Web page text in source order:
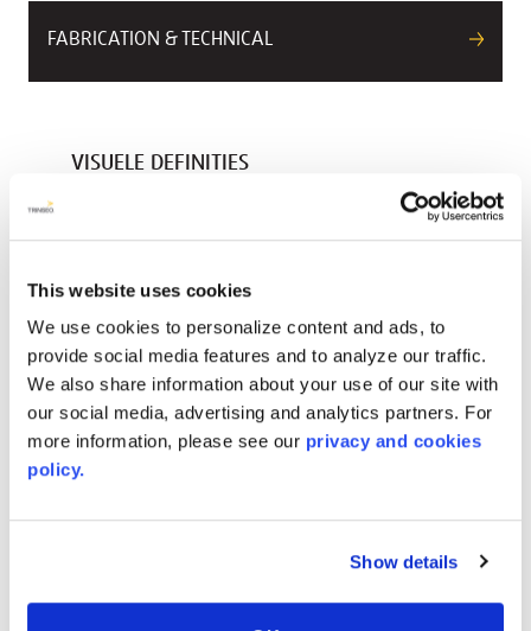
This website uses cookies
We use cookies to personalize content and ads, to
provide social media features and to analyze our traffic.
We also share information about your use of our site with
our social media, advertising and analytics partners. For
more information, please see our privacy and cookies
policy.
Show details
FABRICATION & TECHNICAL
VISUELE DEFINITIES
6385
Kleur Naam
Esthetiek/patroon
Ondoorzichtig
Kleurbereik
White